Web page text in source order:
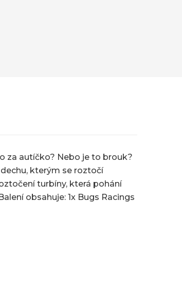
za autíčko? Nebo je to brouk?
kterým se roztočí
turbíny, která pohání
obsahuje: 1x Bugs Racings